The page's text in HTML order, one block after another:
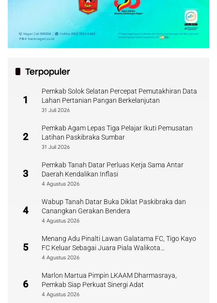
Terpopuler
1
Pemkab Solok Selatan Percepat Pemutakhiran Data
Lahan Pertanian Pangan Berkelanjutan
31 Juli 2026
2
Pemkab Agam Lepas Tiga Pelajar Ikuti Pemusatan
Latihan Paskibraka Sumbar
31 Juli 2026
3
Pemkab Tanah Datar Perluas Kerja Sama Antar
Daerah Kendalikan Inflasi
4 Agustus 2026
4
Wabup Tanah Datar Buka Diklat Paskibraka dan
Canangkan Gerakan Bendera
4 Agustus 2026
5
Menang Adu Pinalti Lawan Galatama FC, Tigo Kayo
FC Keluar Sebagai Juara Piala Walikota
Payakumbuh
4 Agustus 2026
6
Marlon Martua Pimpin LKAAM Dharmasraya,
Pemkab Siap Perkuat Sinergi Adat
4 Agustus 2026